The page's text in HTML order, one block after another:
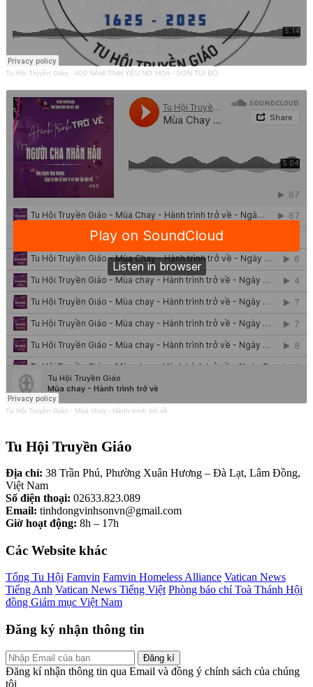
Tu Hội Truyền Giáo · 400 NĂM TÌNH YÊU NỞ HOA - SƠN TÚI ĐỎ
Tu Hội Truyền Giáo · Mùa chay - Hành trình trở về
Tu Hội Truyền Giáo
Địa chỉ: 38 Trần Phú, Phường Xuân Hương – Đà Lạt, Lâm Đồng,
Việt Nam
Số điện thoại: 02633.823.089
Email: tinhdongvinhsonvn@gmail.com
Giờ hoạt động: 8h – 17h
Các Website khác
Tổng Tu Hội Famvin Famvin Homeless Alliance Vatican News
Tiếng Anh Vatican News Tiếng Việt Phòng báo chí Toà Thánh Hội
đồng Giám mục Việt Nam
Đăng ký nhận thông tin
Đăng kí
Đăng kí nhận thông tin qua Email và đồng ý chính sách của chúng
tôi